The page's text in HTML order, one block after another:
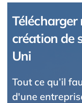
création de
Uni
Tout ce qu’il
d'une